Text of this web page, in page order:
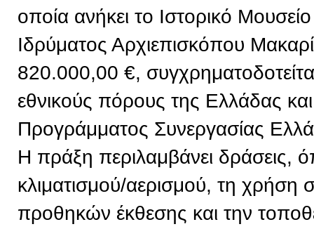
οποία ανήκει το Ιστορικό
Ιδρύματος Αρχιεπισκόπου
820.000,00 €,
εθνικούς πόρους της Ελλάδας
Προγράμματος Συνεργασίας
Η πράξη περιλαμβάνει δράσεις,
κλιματισμού/αερισμού, τη χρήση
προθηκών έκθεσης και την